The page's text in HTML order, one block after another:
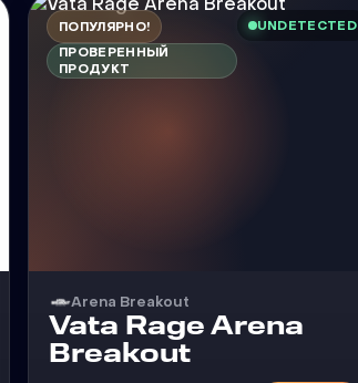
ПОПУЛЯРНО!
ПРОВЕРЕННЫЙ
ПРОДУКТ
UNDETECTED
Arena Breakout
Чит
Vata Rage Arena
Breakout